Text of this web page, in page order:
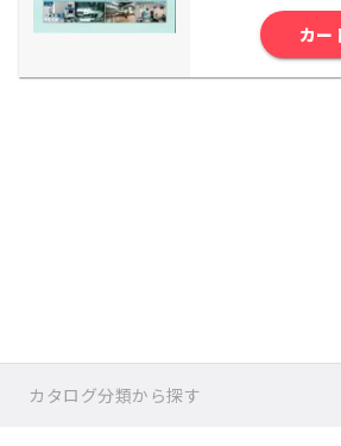
カー
カタログ分類から探す